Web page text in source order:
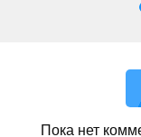
Пока нет